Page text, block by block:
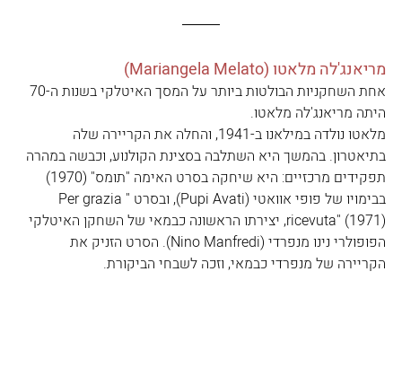
מריאנג'לה מלאטו (Mariangela Melato)
היתה מריאנג'לה מלאטו.
מלאטו נולדה במילאנו ב-1941, והחלה את הקריירה שלה
בתיאטרון. בהמשך היא השתלבה בסצינת הקולנוע, וכבשה במהרה
תפקידים מרכזיים: היא שיחקה בסרט האימה "תומס" (1970)
בבימויו של פופי אוואטי (Pupi Avati), ובסרט "Per grazia
ricevuta" (1971), יצירתו הראשונה כבמאי של השחקן האיטלקי
הפופולרי נינו מנפרדי (Nino Manfredi). הסרט הזניק את
הקריירה של מנפרדי כבמאי, וזכה לשבחי הביקורת.